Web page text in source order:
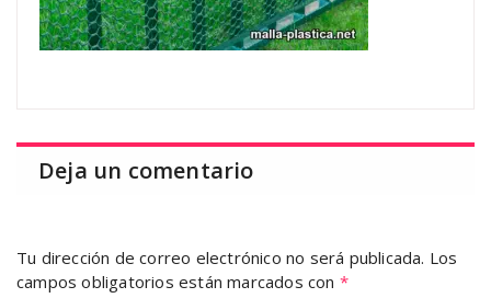
Deja un comentario
Tu dirección de correo electrónico no será publicada. Los
campos obligatorios están marcados con *